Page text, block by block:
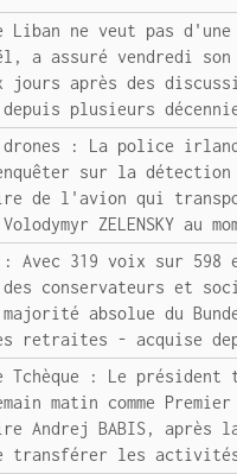
Liban ne veut pas
a assuré vendredi son
jours après des
depuis plusieurs
: La police
sur la détection
de l'avion qui
ZELENSKY au
: Avec 319 voix sur 598
conservateurs et
absolue du
retraites - acquise
Tchèque : Le président
matin comme
Andrej BABIS, après la
transférer les activités